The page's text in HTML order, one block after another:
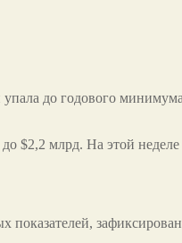
до годового
млрд. На этой неделе